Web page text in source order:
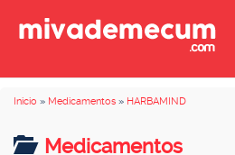
Inicio » Medicamentos » HARBAMIND
Medicamentos